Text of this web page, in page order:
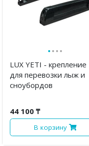
····
LUX YETI - крепление
для перевозки лыж и
сноубордов
44 100 ₸
В корзину